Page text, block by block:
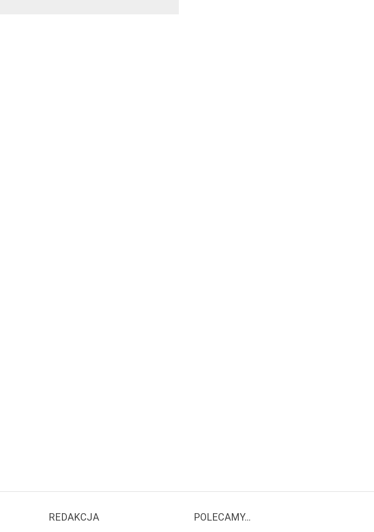
REDAKCJA POLECAMY...